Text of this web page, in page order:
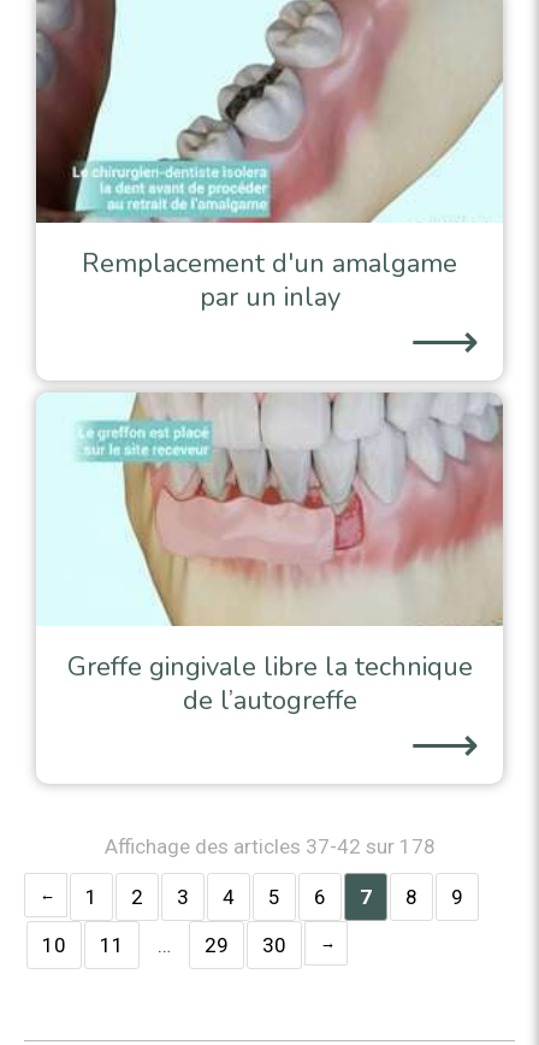
Remplacement d'un amalgame
par un inlay
⟶
Greffe gingivale libre la technique
de l’autogreffe
⟶
Affichage des articles 37-42 sur 178
1 2 3 4 5 6 7 8
9
10
11 … 29 30